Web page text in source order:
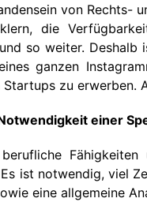
von Rechts-
die
so weiter.
ganzen
zu erwerben.
einer
ist notwendig, viel
eine allgemeine